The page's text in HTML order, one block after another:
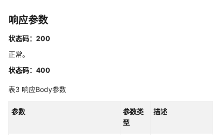
API
概
如
调
响应参数
状态码：200
正常。
状态码：400
表3 响应Body参数
参数
参数类
型
描述